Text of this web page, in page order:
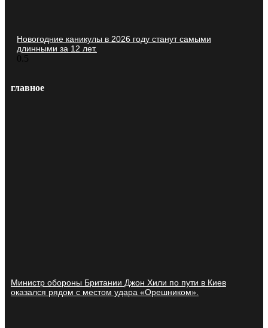
Новогодние каникулы в 2026 году станут самыми
длинными за 12 лет.
главное
Министр обороны Британии Джон Хили по пути в Киев
оказался рядом с местом удара «Орешником».